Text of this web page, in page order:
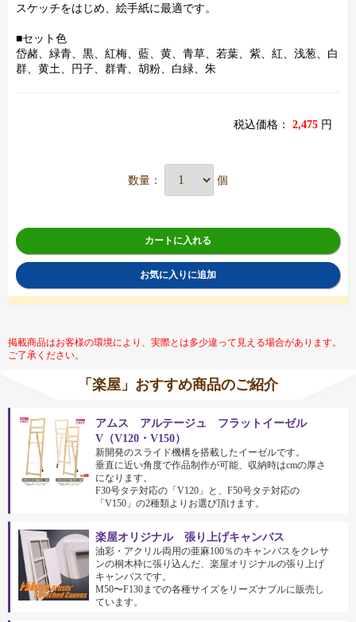
スケッチをはじめ、絵手紙に最適です。
■セット色
岱赭、緑青、黒、紅梅、藍、黄、青草、若葉、紫、紅、浅葱、白
群、黄土、円子、群青、胡粉、白緑、朱
税込価格： 2,475 円
数量： 個
カートに入れる
お気に入りに追加
掲載商品はお客様の環境により、実際とは多少違って見える場合があります。
ご了承ください。
「楽屋」おすすめ商品のご紹介
アムス アルテージュ フラットイーゼル
V（V120・V150）
新開発のスライド機構を搭載したイーゼルです。
垂直に近い角度で作品制作が可能、収納時はcmの厚さ
になります。
F30号タテ対応の「V120」と、F50号タテ対応の
「V150」の2種類よりお選び頂けます。
楽屋オリジナル 張り上げキャンバス
油彩・アクリル両用の亜麻100％のキャンバスをクレサ
ンの桐木枠に張り込んだ、楽屋オリジナルの張り上げ
キャンバスです。
M50〜F130までの各種サイズをリーズナブルに販売し
ています。